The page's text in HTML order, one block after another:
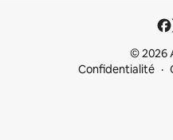
© 2026
Confidentialité